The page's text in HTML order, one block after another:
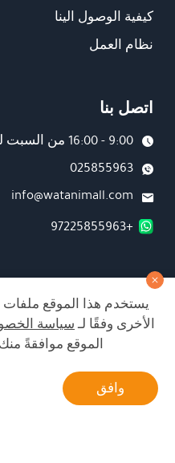
كيفية الوصول الينا
نظام العمل
اتصل بنا
9:00 - 16:00 من السبت للخميس
025855963
info@watanimall.com
+97225855963
فروع
تابعونا على صفحة
تابعونا على انستغرام
يستخدم هذا الموقع ملفات
الأخرى وفقًا لـسياسة
الموقع موافقةً
وافق